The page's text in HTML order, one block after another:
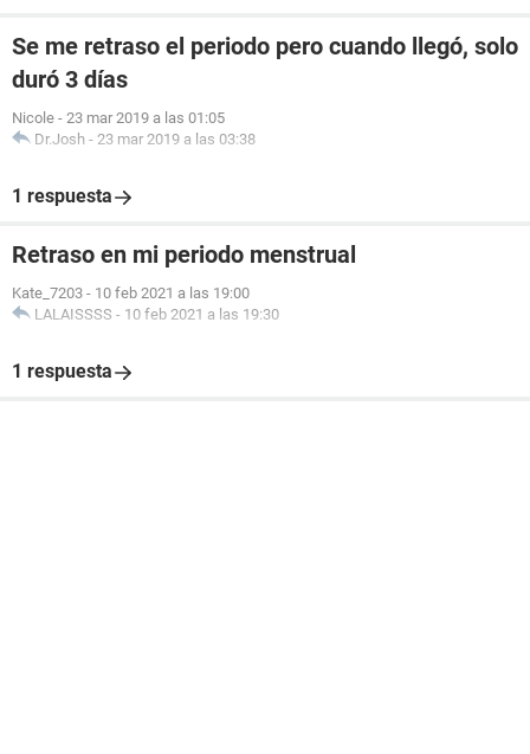
Se me retraso el periodo pero cuando llegó, solo
duró 3 días
Nicole - 23 mar 2019 a las 01:05
Dr.Josh - 23 mar 2019 a las 03:38
1 respuesta
Retraso en mi periodo menstrual
Kate_7203 - 10 feb 2021 a las 19:00
LALAISSSS - 10 feb 2021 a las 19:30
1 respuesta